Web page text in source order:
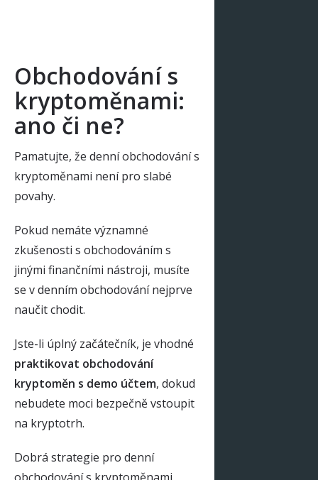
Obchodování s
kryptoměnami:
ano či ne?
Pamatujte, že denní obchodování s
kryptoměnami není pro slabé
povahy.
Pokud nemáte významné
zkušenosti s obchodováním s
jinými finančními nástroji, musíte
se v denním obchodování nejprve
naučit chodit.
Jste-li úplný začátečník, je vhodné
praktikovat obchodování
kryptoměn s demo účtem, dokud
nebudete moci bezpečně vstoupit
na kryptotrh.
Dobrá strategie pro denní